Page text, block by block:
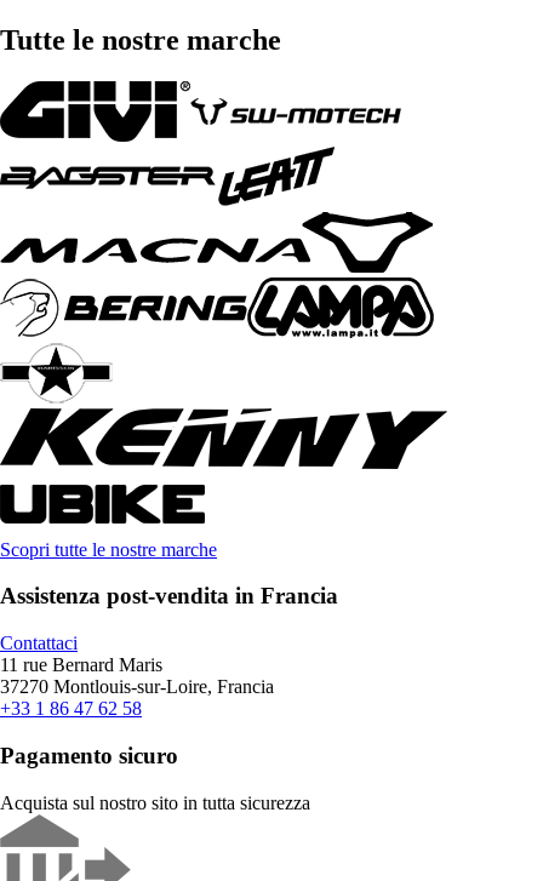
Tutte le nostre marche
Scopri tutte le nostre marche
Assistenza post-vendita in Francia
Contattaci
11 rue Bernard Maris
37270 Montlouis-sur-Loire, Francia
+33 1 86 47 62 58
Pagamento sicuro
Acquista sul nostro sito in tutta sicurezza